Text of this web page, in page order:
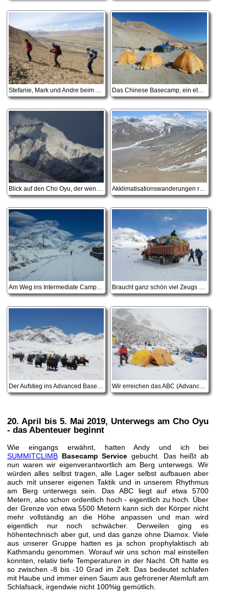
Das Chinese Basecamp, ein etwas unwirtlicher Ort
Blick auf den Cho Oyu, der wenige Schnee wird in den nächsten Tagen auch noch verblasen Akklimatisationswanderungen rund um das Chinese Basecamp
Am Weg ins Intermediate Camp, über Nacht ist Schnee gefallen Braucht ganz schön viel Zeugs so eine Expedition
20. April bis 5. Mai 2019, Unterwegs am Cho Oyu
- das Abenteuer beginnt
Wie eingangs erwähnt, hatten Andy und ich bei
SUMMITCLIMB Basecamp Service gebucht. Das heißt ab
nun waren wir eigenverantwortlich am Berg unterwegs. Wir
würden alles selbst tragen, alle Lager selbst aufbauen aber
auch mit unserer eigenen Taktik und in unserem Rhythmus
am Berg unterwegs sein. Das ABC liegt auf etwa 5700
Metern, also schon ordentlich hoch - eigentlich zu hoch. Über
der Grenze von etwa 5500 Metern kann sich der Körper nicht
mehr vollständig an die Höhe anpassen und man wird
eigentlich nur noch schwächer. Derweilen ging es
höhentechnisch aber gut, und das ganze ohne Diamox. Viele
aus unserer Gruppe hatten es ja schon prophylaktisch ab
Kathmandu genommen. Worauf wir uns schon mal einstellen
konnten, relativ tiefe Temperaturen in der Nacht. Oft hatte es
so zwischen -8 bis -10 Grad im Zelt. Das bedeutet schlafen
mit Haube und immer einen Saum aus gefrorener Atemluft am
Schlafsack, irgendwie nicht 100%ig gemütlich.